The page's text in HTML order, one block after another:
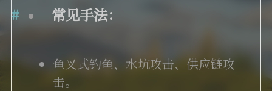
常见手法：
鱼叉式钓鱼、水坑攻击、供应链攻
击。